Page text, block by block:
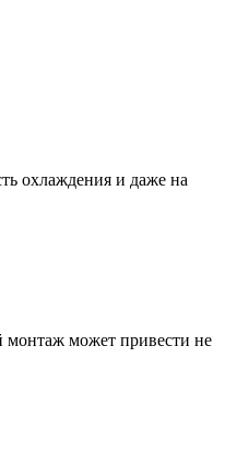
охлаждения и даже на
монтаж может привести не